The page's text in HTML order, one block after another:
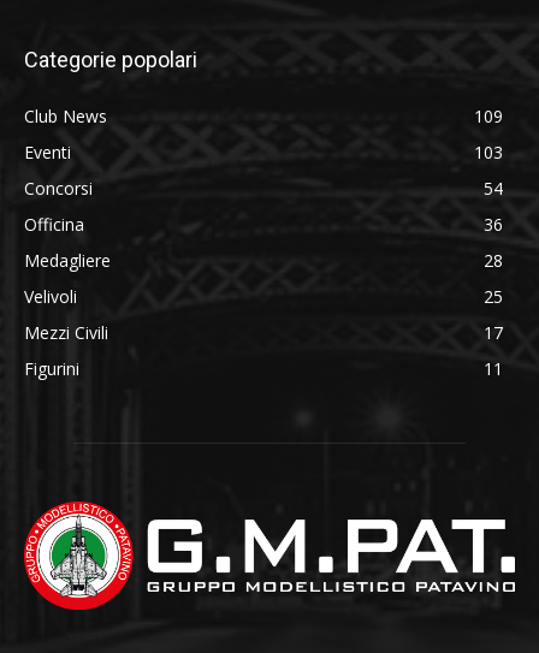
Categorie popolari
Club News
109
Eventi
103
Concorsi
54
Officina
36
Medagliere
28
Velivoli
25
Mezzi Civili
17
Figurini
11